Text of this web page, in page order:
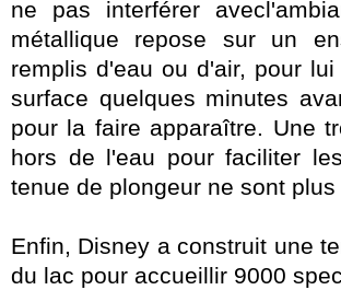
ne pas interférer
métallique repose sur un
remplis d'eau ou d'air, pour
surface quelques minutes
pour la faire apparaître. Une
hors de l'eau pour faciliter
tenue de plongeur ne sont
Enfin, Disney a construit une
du lac pour accueillir 9000